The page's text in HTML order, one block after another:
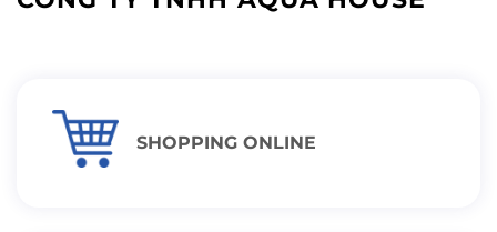
SHOPPING ONLINE